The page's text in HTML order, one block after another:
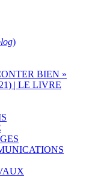
)
BIEN »
| LE LIVRE